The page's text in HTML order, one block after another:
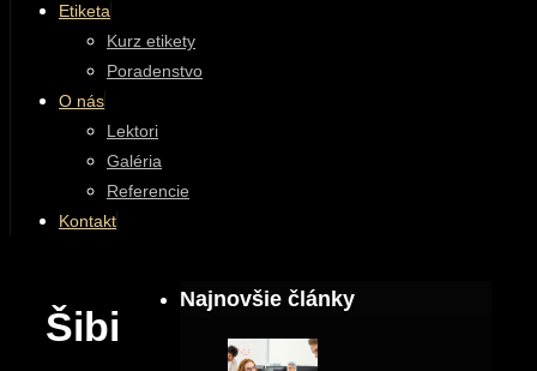
Etiketa
Kurz etikety
Poradenstvo
O nás
Lektori
Galéria
Referencie
Kontakt
Šibi
Najnovšie články